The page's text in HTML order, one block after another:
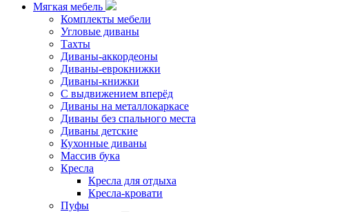
Мягкая мебель
Комплекты мебели
Угловые диваны
Тахты
Диваны-аккордеоны
Диваны-еврокнижки
Диваны-книжки
С выдвижением вперёд
Диваны на металлокаркасе
Диваны без спального места
Диваны детские
Кухонные диваны
Массив бука
Кресла
Кресла для отдыха
Кресла-кровати
Пуфы